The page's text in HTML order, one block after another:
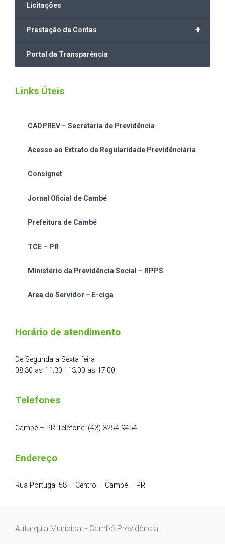
Licitações
+
Prestação de Contas
Portal da Transparência
Links Úteis
CADPREV – Secretaria de Previdência
Acesso ao Extrato de Regularidade Previdênciária
Consignet
Jornal Oficial de Cambé
Prefeitura de Cambé
TCE – PR
Ministério da Previdência Social – RPPS
Area do Servidor – E-ciga
Horário de atendimento
De Segunda a Sexta feira
08:30 as 11:30 | 13:00 as 17:00
Telefones
Cambé – PR Telefone: (43) 3254-9454
Endereço
Rua Portugal 58 – Centro – Cambé – PR
Autarquia Municipal - Cambé Previdência